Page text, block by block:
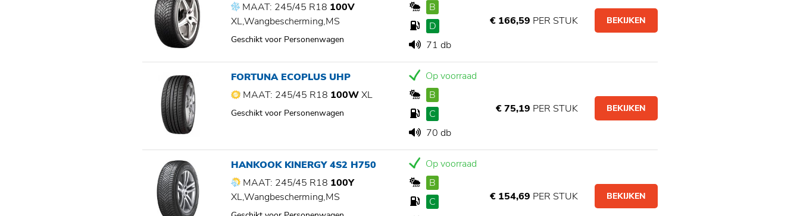
MAAT: 245/45 R18 100V
XL,Wangbescherming,MS
Geschikt voor Personenwagen
B
D
71 db
€ 166,59 PER STUK BEKIJKEN
FORTUNA ECOPLUS UHP
MAAT: 245/45 R18 100WXL
Geschikt voor Personenwagen
Op voorraad
B
C
70 db
€ 75,19 PER STUK BEKIJKEN
HANKOOK KINERGY 4S2 H750
MAAT: 245/45 R18 100Y
XL,Wangbescherming,MS
Op voorraad
B
C
€ 154,69 PER STUK BEKIJKEN